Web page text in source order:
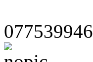
077539946